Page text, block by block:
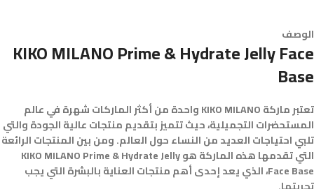
الوصف
KIKO MILANO Prime & Hydrate Jelly Face
Base
تعتبر ماركة KIKO MILANO واحدة من أكثر الماركات شهرة في عالم
المستحضرات التجميلية، حيث تتميز بتقديم منتجات عالية الجودة والتي
تلبي احتياجات العديد من النساء حول العالم. ومن بين المنتجات الرائعة
التي تقدمها هذه الماركة هو KIKO MILANO Prime & Hydrate Jelly
Face Base، الذي يعد إحدى أهم منتجات العناية بالبشرة التي يجب